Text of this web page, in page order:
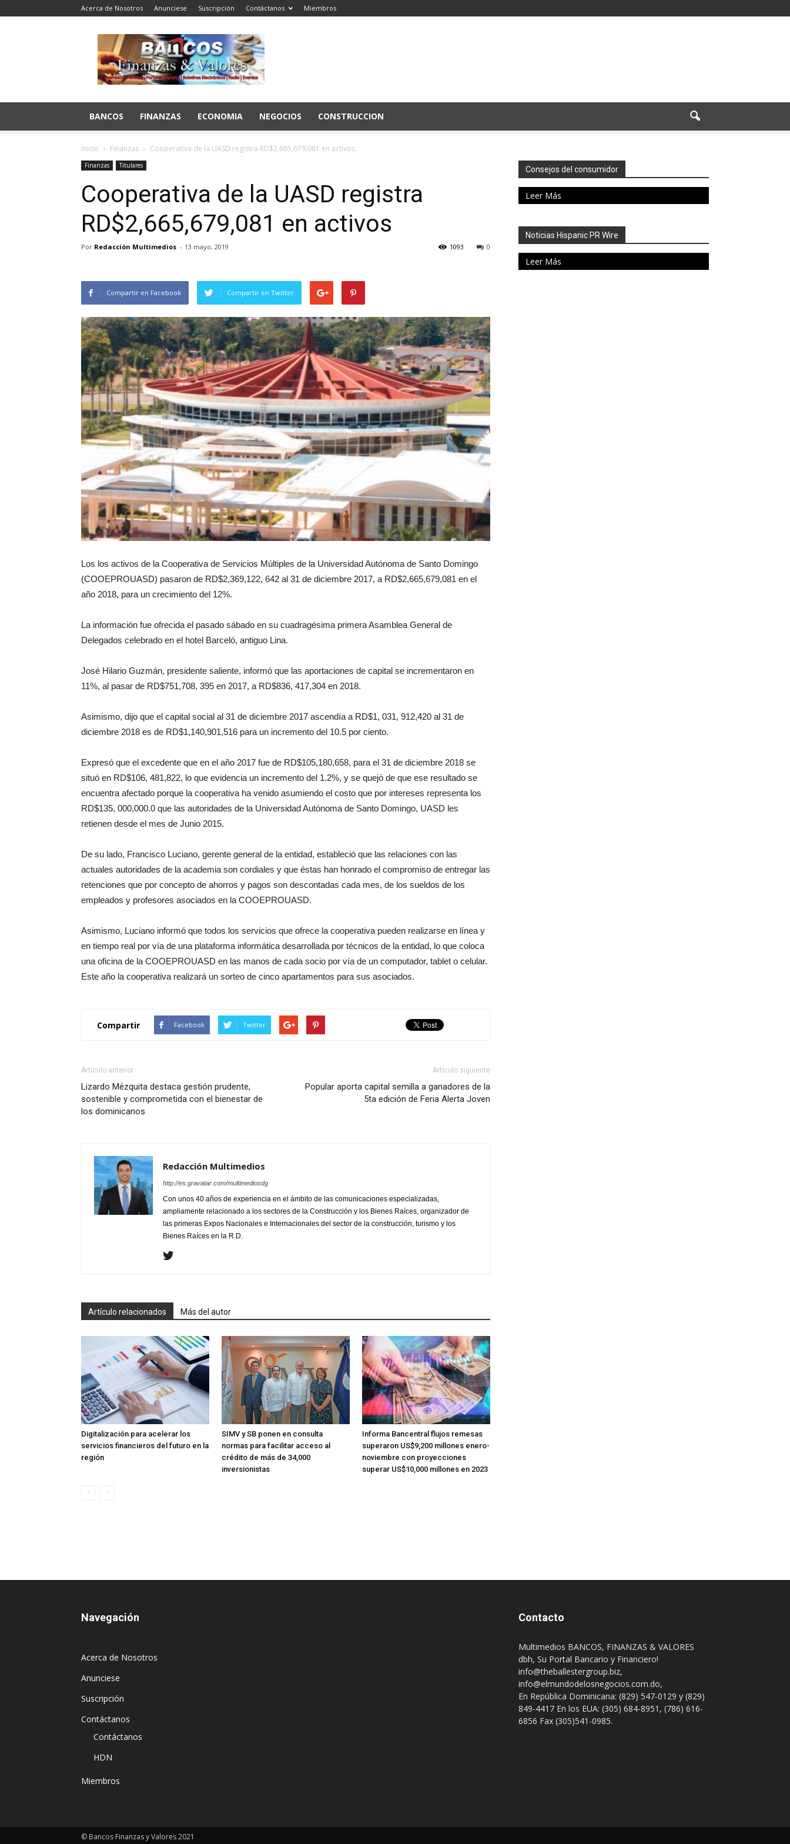
Acerca de Nosotros Anunciese Suscripción Contáctanos Miembros
Bancos
Finanzas
y
Valores
BANCOS FINANZAS ECONOMIA NEGOCIOS CONSTRUCCION
Inicio Finanzas Cooperativa de la UASD registra RD$2,665,679,081 en activos
Finanzas Titulares
Cooperativa de la UASD registra
RD$2,665,679,081 en activos
Por Redacción Multimedios - 13 mayo, 2019 0
1093
Compartir en Facebook Compartir en Twitter
Los los activos de la Cooperativa de Servicios Múltiples de la Universidad Autónoma de Santo Domingo
(COOEPROUASD) pasaron de RD$2,369,122, 642 al 31 de diciembre 2017, a RD$2,665,679,081 en el
año 2018, para un crecimiento del 12%.
La información fue ofrecida el pasado sábado en su cuadragésima primera Asamblea General de
Delegados celebrado en el hotel Barceló, antiguo Lina.
José Hilario Guzmán, presidente saliente, informó que las aportaciones de capital se incrementaron en
11%, al pasar de RD$751,708, 395 en 2017, a RD$836, 417,304 en 2018.
Asimismo, dijo que el capital social al 31 de diciembre 2017 ascendía a RD$1, 031, 912,420 al 31 de
diciembre 2018 es de RD$1,140,901,516 para un incremento del 10.5 por ciento.
Expresó que el excedente que en el año 2017 fue de RD$105,180,658, para el 31 de diciembre 2018 se
situó en RD$106, 481,822, lo que evidencia un incremento del 1.2%, y se quejó de que ese resultado se
encuentra afectado porque la cooperativa ha venido asumiendo el costo que por intereses representa los
RD$135, 000,000.0 que las autoridades de la Universidad Autónoma de Santo Domingo, UASD les
retienen desde el mes de Junio 2015.
De su lado, Francisco Luciano, gerente general de la entidad, estableció que las relaciones con las
actuales autoridades de la academia son cordiales y que éstas han honrado el compromiso de entregar las
retenciones que por concepto de ahorros y pagos son descontadas cada mes, de los sueldos de los
empleados y profesores asociados en la COOEPROUASD.
Asimismo, Luciano informó que todos los servicios que ofrece la cooperativa pueden realizarse en línea y
en tiempo real por vía de una plataforma informática desarrollada por técnicos de la entidad, lo que coloca
una oficina de la COOEPROUASD en las manos de cada socio por vía de un computador, tablet o celular.
Este año la cooperativa realizará un sorteo de cinco apartamentos para sus asociados.
Compartir Facebook Twitter
Artículo anterior
Lizardo Mézquita destaca gestión prudente,
sostenible y comprometida con el bienestar de
los dominicanos
Artículo siguiente
Popular aporta capital semilla a ganadores de la
5ta edición de Feria Alerta Joven
Redacción Multimedios
http://es.gravatar.com/multimediosdg
Con unos 40 años de experiencia en el ámbito de las comunicaciones especializadas,
ampliamente relacionado a los sectores de la Construcción y los Bienes Raíces, organizador de
las primeras Expos Nacionales e Internacionales del sector de la construcción, turismo y los
Bienes Raíces en la R.D.
Artículo relacionados Más del autor
Digitalización para acelerar los
servicios financieros del futuro en la
región
SIMV y SB ponen en consulta
normas para facilitar acceso al
crédito de más de 34,000
inversionistas
Informa Bancentral flujos remesas
superaron US$9,200 millones enero-
noviembre con proyecciones
superar US$10,000 millones en 2023
Consejos del consumidor
Leer Más
Noticias Hispanic PR Wire
Leer Más
Navegación
Acerca de Nosotros
Anunciese
Suscripción
Contáctanos
Contáctanos
HDN
Miembros
Contacto
Multimedios BANCOS, FINANZAS & VALORES
dbh, Su Portal Bancario y Financiero!
info@theballestergroup.biz,
info@elmundodelosnegocios.com.do,
En República Dominicana: (829) 547-0129 y (829)
849-4417 En los EUA: (305) 684-8951, (786) 616-
6856 Fax (305)541-0985.
© Bancos Finanzas y Valores 2021